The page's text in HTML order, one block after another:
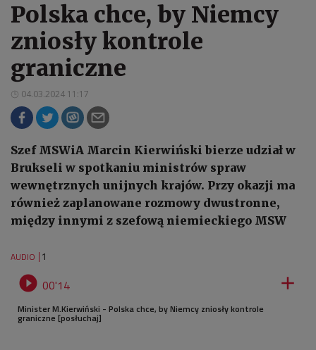
Polska chce, by Niemcy
zniosły kontrole
graniczne
04.03.2024 11:17
Szef MSWiA Marcin Kierwiński bierze udział w
Brukseli w spotkaniu ministrów spraw
wewnętrznych unijnych krajów. Przy okazji ma
również zaplanowane rozmowy dwustronne,
między innymi z szefową niemieckiego MSW
AUDIO 1
 00'14 
Minister M.Kierwiński - Polska chce, by Niemcy zniosły kontrole
graniczne [posłuchaj]